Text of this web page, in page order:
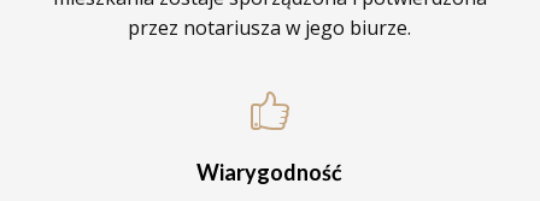
przez notariusza w jego biurze.
Wiarygodność